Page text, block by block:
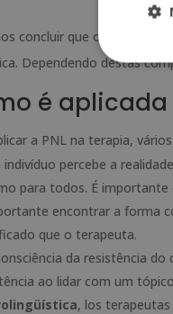
concluir que os resultados
Dependendo destas
é aplicada
a PNL na terapia,
indivíduo percebe a
para todos. É
encontrar a forma
que o terapeuta.
da resistência
ao lidar com um
, los